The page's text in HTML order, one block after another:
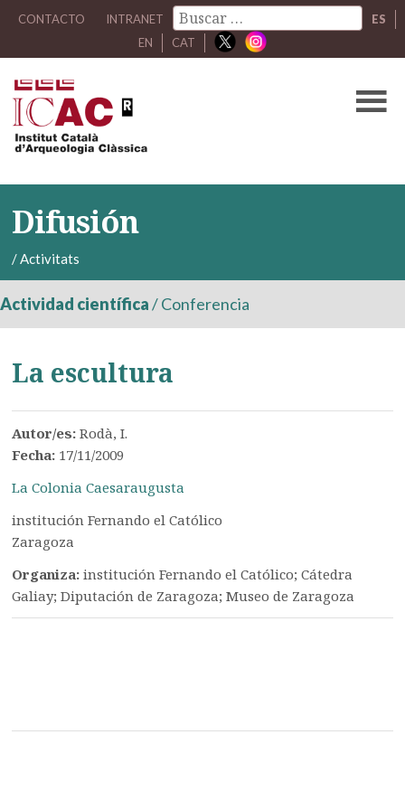
CONTACTO INTRANET
ES
EN
CAT
Difusión
/Activitats
Actividad científica/Conferencia
La escultura
Autor/es:Rodà, I.
Fecha: 17/11/2009
La Colonia Caesaraugusta
institución Fernando el Católico
Zaragoza
Organiza:institución Fernando el Católico; Cátedra
Galiay; Diputación de Zaragoza; Museo de Zaragoza